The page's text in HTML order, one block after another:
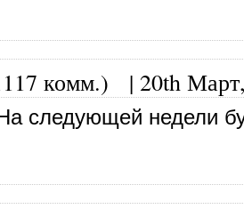
комм.) | 20th
следующей недели